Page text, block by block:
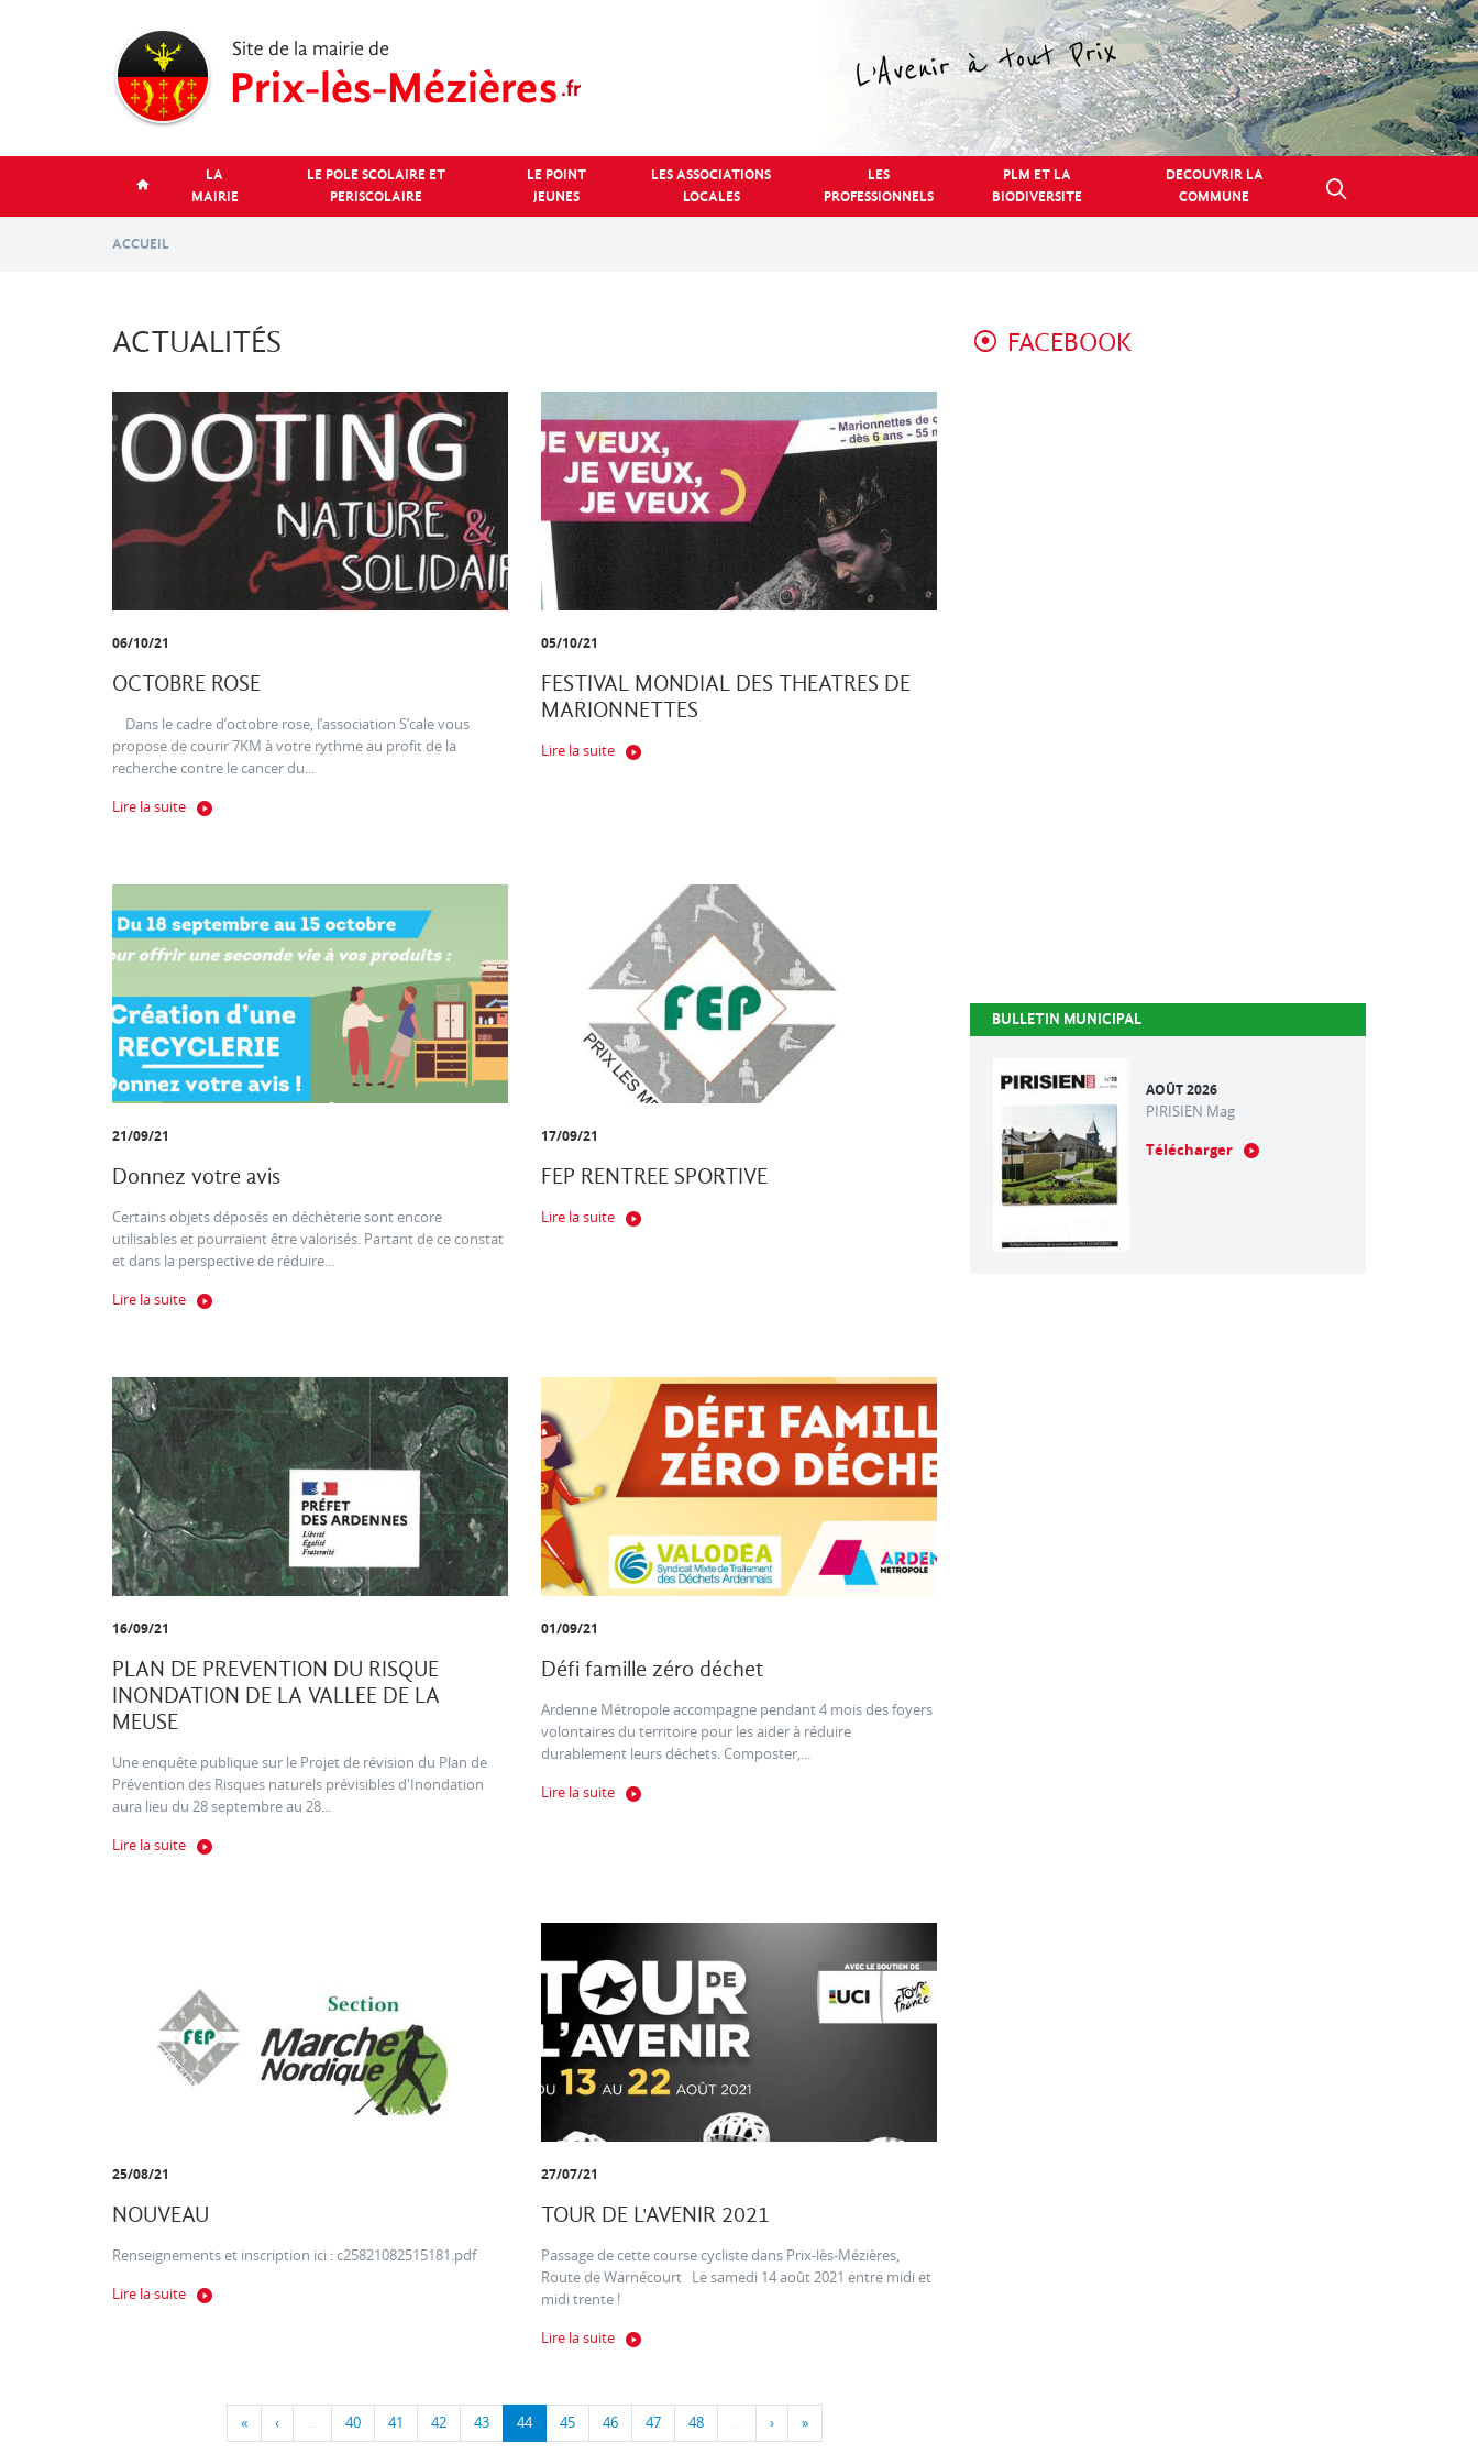
LA
MAIRIE
LE POLE SCOLAIRE ET
PERISCOLAIRE
LE POINT
JEUNES
LES ASSOCIATIONS
LOCALES
LES
PROFESSIONNELS
PLM ET LA
BIODIVERSITE
DECOUVRIR LA
COMMUNE
ACCUEIL
ACTUALITÉS
06/10/21
OCTOBRE ROSE
Dans le cadre d’octobre rose, l’association S’cale vous
propose de courir 7KM à votre rythme au profit de la
recherche contre le cancer du...
Lire la suite
05/10/21
FESTIVAL MONDIAL DES THEATRES DE
MARIONNETTES
Lire la suite
21/09/21
Donnez votre avis
Certains objets déposés en déchèterie sont encore
utilisables et pourraient être valorisés. Partant de ce constat
et dans la perspective de réduire...
Lire la suite
17/09/21
FEP RENTREE SPORTIVE
Lire la suite
16/09/21
PLAN DE PREVENTION DU RISQUE
INONDATION DE LA VALLEE DE LA
MEUSE
Une enquête publique sur le Projet de révision du Plan de
Prévention des Risques naturels prévisibles d'Inondation
aura lieu du 28 septembre au 28...
Lire la suite
01/09/21
Défi famille zéro déchet
Ardenne Métropole accompagne pendant 4 mois des foyers
volontaires du territoire pour les aider à réduire
durablement leurs déchets. Composter,...
Lire la suite
25/08/21
NOUVEAU
Renseignements et inscription ici : c25821082515181.pdf
Lire la suite
27/07/21
TOUR DE L'AVENIR 2021
Passage de cette course cycliste dans Prix-lès-Mézières,
Route de Warnécourt Le samedi 14 août 2021 entre midi et
midi trente !
Lire la suite
« ‹ … 40 41 42 43 44 45 46 47 48 … › »
FACEBOOK
BULLETIN MUNICIPAL
AOÛT 2026
PIRISIEN Mag
Télécharger